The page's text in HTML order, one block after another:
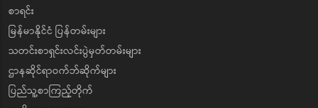
စာရင်း
မြန်မာနိုင်ငံ ပြန်တမ်းများ
သတင်းစာရှင်းလင်းပွဲမှတ်တမ်းများ
ဌာနဆိုင်ရာဝက်ဘ်ဆိုက်များ
ပြည်သူ့စာကြည့်တိုက်